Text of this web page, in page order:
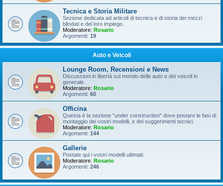
Tecnica e Storia Militare
Sezione dedicata ad articoli di tecnica e di storia dei mezzi
blindati e del loro impiego.
Moderatore: Rosario
Argomenti: 19
Auto e Veicoli
Lounge Room, Recensioni e News
Discussioni in libertà sul mondo delle auto e dei veicoli in
generale.
Moderatore: Rosario
Argomenti: 60
Officina
Questa è la sezione "under construction" dove postare le fasi di
montaggio dei vostri modelli, e dei suggerimenti tecnici.
Moderatore: Rosario
Argomenti: 144
Gallerie
Postate qui i vostri modelli ultimati.
Moderatore: Rosario
Argomenti: 246